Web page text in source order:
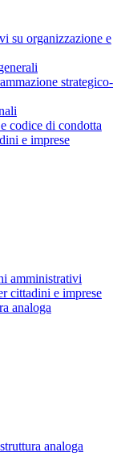
su organizzazione e
strategico-
codice di condotta
e imprese
amministrativi
cittadini e imprese
analoga
analoga